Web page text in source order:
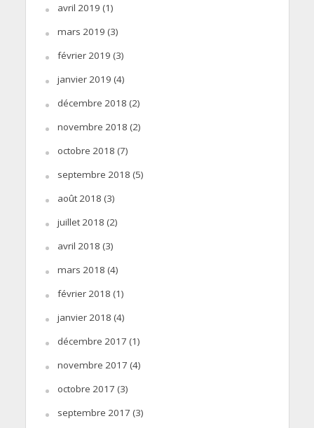
avril 2019 (1)
mars 2019 (3)
février 2019 (3)
janvier 2019 (4)
décembre 2018 (2)
novembre 2018 (2)
octobre 2018 (7)
septembre 2018 (5)
août 2018 (3)
juillet 2018 (2)
avril 2018 (3)
mars 2018 (4)
février 2018 (1)
janvier 2018 (4)
décembre 2017 (1)
novembre 2017 (4)
octobre 2017 (3)
septembre 2017 (3)